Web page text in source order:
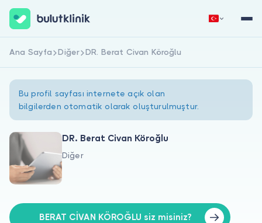
Hakkımızda
Doktorlar için
Hemen Kaydol Giriş Yap
Ana Sayfa Diğer DR. Berat Civan Köroğlu
Bu profil sayfası internete açık olan
bilgilerden otomatik olarak oluşturulmuştur.
DR. Berat Civan Köroğlu
Diğer
BERAT CİVAN KÖROĞLU siz misiniz?